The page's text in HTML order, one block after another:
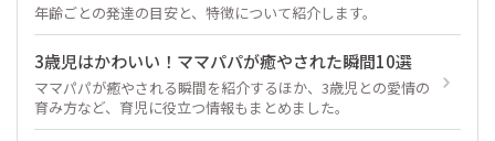
年齢ごとの発達の目安と、特徴について紹介します。
3歳児はかわいい！ママパパが癒やされた瞬間10選
ママパパが癒やされる瞬間を紹介するほか、3歳児との愛情の
育み方など、育児に役立つ情報もまとめました。